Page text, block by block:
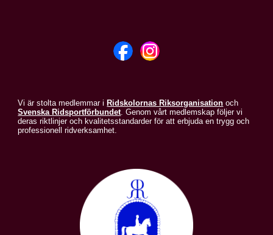
Vi är stolta medlemmar i Ridskolornas Riksorganisation och
Svenska Ridsportförbundet. Genom vårt medlemskap följer vi
deras riktlinjer och kvalitetsstandarder för att erbjuda en trygg och
professionell ridverksamhet.